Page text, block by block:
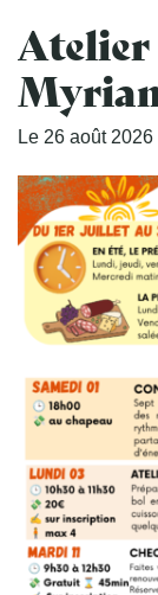
Atelier
Le 26 août 2026